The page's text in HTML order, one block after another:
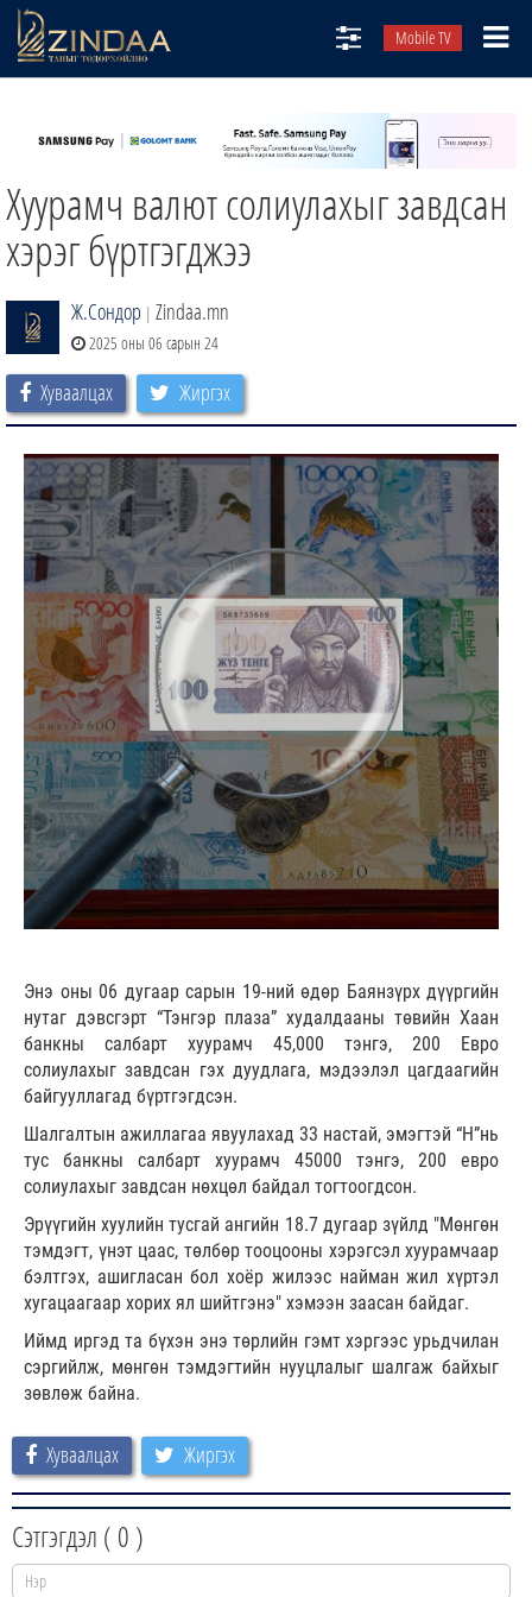
Mobile TV
ТВ8
ӨГЛӨӨНИЙ СОНИН
АУДИО ЗОХИОЛ
ЗИНДАА СЭТГҮҮЛ
Хуурамч валют солиулахыг завдсан
хэрэг бүртгэгджээ
Ж.Сондор | Zindaa.mn
2025 оны 06 сарын 24
Хуваалцах Жиргэх
Энэ оны 06 дугаар сарын 19-ний өдөр Баянзүрх дүүргийн
нутаг дэвсгэрт “Тэнгэр плаза” худалдааны төвийн Хаан
банкны салбарт хуурамч 45,000 тэнгэ, 200 Евро
солиулахыг завдсан гэх дуудлага, мэдээлэл цагдаагийн
байгууллагад бүртгэгдсэн.
Шалгалтын ажиллагаа явуулахад 33 настай, эмэгтэй “Н”нь
тус банкны салбарт хуурамч 45000 тэнгэ, 200 евро
солиулахыг завдсан нөхцөл байдал тогтоогдсон.
Эрүүгийн хуулийн тусгай ангийн 18.7 дугаар зүйлд "Мөнгөн
тэмдэгт, үнэт цаас, төлбөр тооцооны хэрэгсэл хуурамчаар
бэлтгэх, ашигласан бол хоёр жилээс найман жил хүртэл
хугацаагаар хорих ял шийтгэнэ" хэмээн заасан байдаг.
Иймд иргэд та бүхэн энэ төрлийн гэмт хэргээс урьдчилан
сэргийлж, мөнгөн тэмдэгтийн нууцлалыг шалгаж байхыг
зөвлөж байна.
Хуваалцах Жиргэх
Сэтгэгдэл ( 0 )